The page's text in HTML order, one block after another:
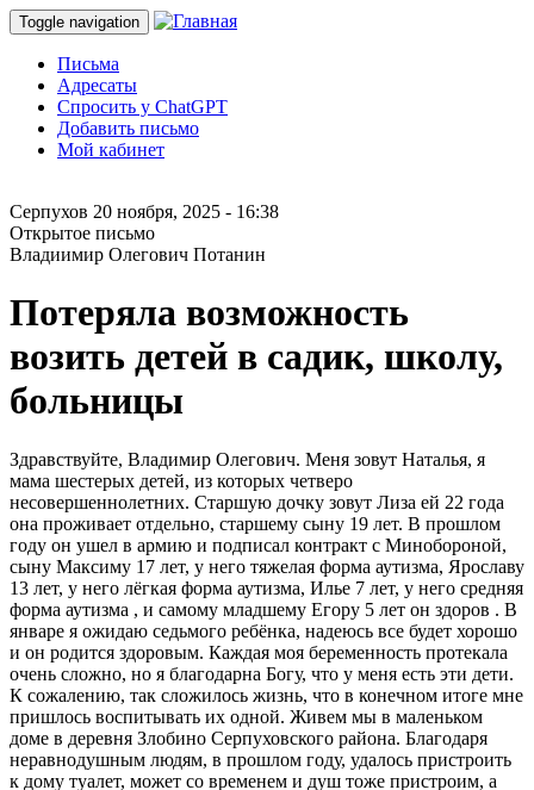
Toggle navigation
Письма
Адресаты
Спросить у ChatGPT
Добавить письмо
Мой кабинет
Серпухов 20 ноября, 2025 - 16:38
Открытое письмо
Владиимир Олегович Потанин
Потеряла возможность
возить детей в садик, школу,
больницы
Здравствуйте, Владимир Олегович. Меня зовут Наталья, я
мама шестерых детей, из которых четверо
несовершеннолетних. Старшую дочку зовут Лиза ей 22 года
она проживает отдельно, старшему сыну 19 лет. В прошлом
году он ушел в армию и подписал контракт с Минобороной,
сыну Максиму 17 лет, у него тяжелая форма аутизма, Ярославу
13 лет, у него лёгкая форма аутизма, Илье 7 лет, у него средняя
форма аутизма , и самому младшему Егору 5 лет он здоров . В
январе я ожидаю седьмого ребёнка, надеюсь все будет хорошо
и он родится здоровым. Каждая моя беременность протекала
очень сложно, но я благодарна Богу, что у меня есть эти дети.
К сожалению, так сложилось жизнь, что в конечном итоге мне
пришлось воспитывать их одной. Живем мы в маленьком
доме в деревня Злобино Серпуховского района. Благодаря
неравнодушным людям, в прошлом году, удалось пристроить
к дому туалет, может со временем и душ тоже пристроим, а